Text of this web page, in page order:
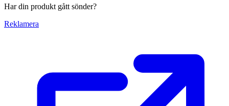
Har din produkt gått sönder?
Reklamera